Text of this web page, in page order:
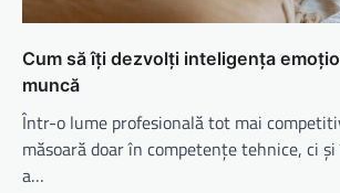
Cum să îți dezvolți inteligența
muncă
Într-o lume profesională tot mai
măsoară doar în competențe tehnice, ci
a…